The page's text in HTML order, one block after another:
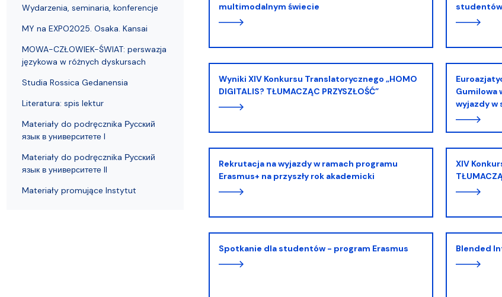
multimodalnym świecie
Wyniki XIV Konkursu Translatorycznego „HOMO
DIGITALIS? TŁUMACZĄC PRZYSZŁOŚĆ”
Euroazjatycki Narodowy Uniwersytet im. Lwa
Gumilowa
wyjazdy
Rekrutacja na wyjazdy w ramach programu
Erasmus+ na przyszły rok akademicki
XIV Konkurs Translatoryczny "HOMO DIGITALIS?
Spotkanie dla studentów - program Erasmus Blended
Wydarzenia, seminaria, konferencje
MY na EXPO2025. Osaka. Kansai
MOWA-CZŁOWIEK-ŚWIAT: perswazja
językowa w różnych dyskursach
Studia Rossica Gedanensia
Literatura: spis lektur
Materiały do podręcznika Русский
язык в университете I
Materiały do podręcznika Русский
язык в университете II
Materiały promujące Instytut